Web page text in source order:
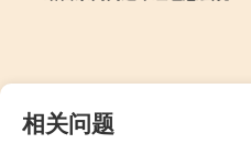
相关问题